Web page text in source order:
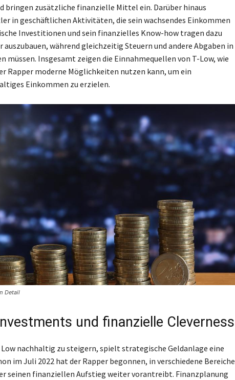
bringen zusätzliche finanzielle Mittel ein. Darüber hinaus
in geschäftlichen Aktivitäten, die sein wachsendes Einkommen
Investitionen und sein finanzielles Know-how tragen dazu
auszubauen, während gleichzeitig Steuern und andere Abgaben in
müssen. Insgesamt zeigen die Einnahmequellen von T-Low, wie
Rapper moderne Möglichkeiten nutzen kann, um ein
Einkommen zu erzielen.
Detail
und finanzielle Cleverness
Low nachhaltig zu steigern, spielt strategische Geldanlage eine
im Juli 2022 hat der Rapper begonnen, in verschiedene Bereiche
seinen finanziellen Aufstieg weiter vorantreibt. Finanzplanung